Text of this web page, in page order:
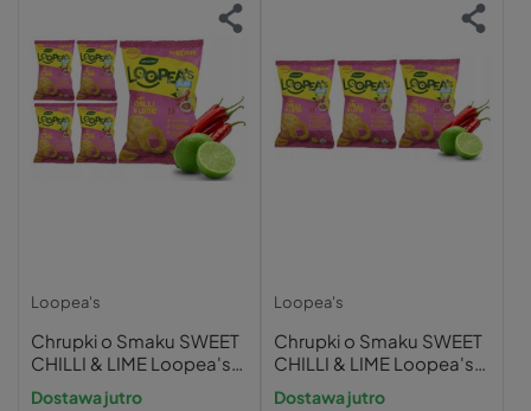
Loopea's
Chrupki o Smaku SWEET
CHILLI & LIME Loopea's
50g x5
Dostawa jutro
Loopea's
Chrupki o Smaku SWEET
CHILLI & LIME Loopea's
50g x3
Dostawa jutro